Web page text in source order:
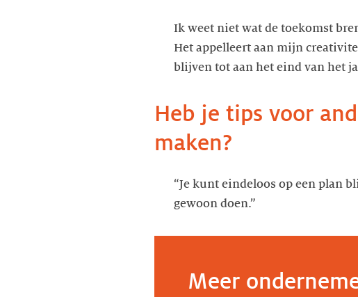
Ik weet niet wat de toekomst
Het appelleert aan mijn
blijven tot aan het eind van het
Heb je tips voor
maken?
“Je kunt eindeloos op een plan
gewoon doen.”
Meer